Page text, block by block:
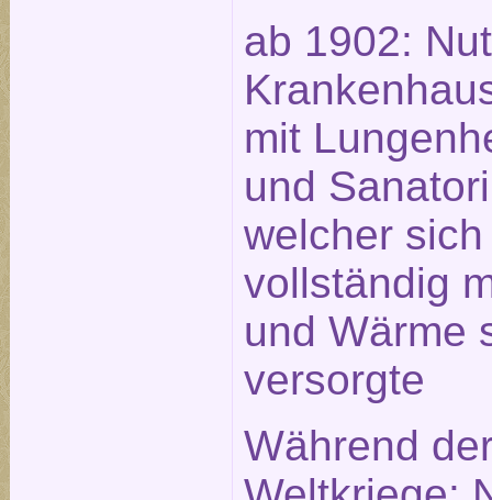
ab 1902:
mit
und
welcher sich
vollständig
und Wärme
versorgte
Während